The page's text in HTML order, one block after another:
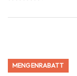
MENGENRABATT